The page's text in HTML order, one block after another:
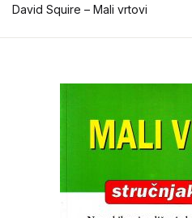
David Squire – Mali vrtovi